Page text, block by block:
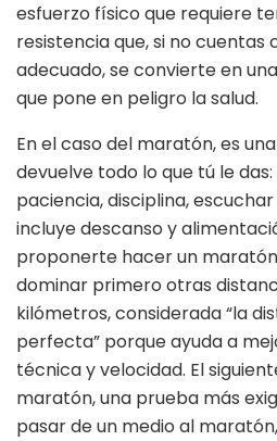
esfuerzo físico que requiere
resistencia que, si no
adecuado, se convierte en
que pone en peligro la salud.
En el caso del maratón, es
devuelve todo lo que tú le
paciencia, disciplina,
incluye descanso y
proponerte hacer un
dominar primero otras
kilómetros, considerada“la
perfecta” porque ayuda a
técnica y velocidad. El
maratón, una prueba más
pasar de un medio al